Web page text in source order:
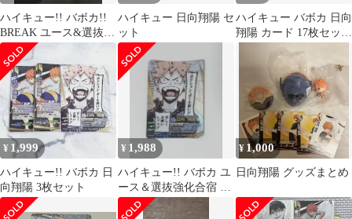
ハイキュー!! バボカ!!
BREAK ユース&選抜強
化合宿 頂P 影山飛雄
ハイキュー 日向翔陽 セ
ット
ハイキュー バボカ 日向
翔陽 カード 17枚セット
¥ 1,999
ハイキュー!! バボカ 日
向翔陽 3枚セット
¥ 1,988
ハイキュー!! バボカ ユ
ース＆選抜強化合宿 日
向翔陽 頂P
¥ 1,000
日向翔陽 グッズまとめ